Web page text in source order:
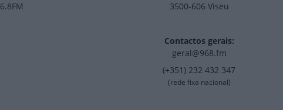
3500-606 Viseu
Contactos gerais:
geral@968.fm
(+351) 232 432 347
(rede fixa nacional)